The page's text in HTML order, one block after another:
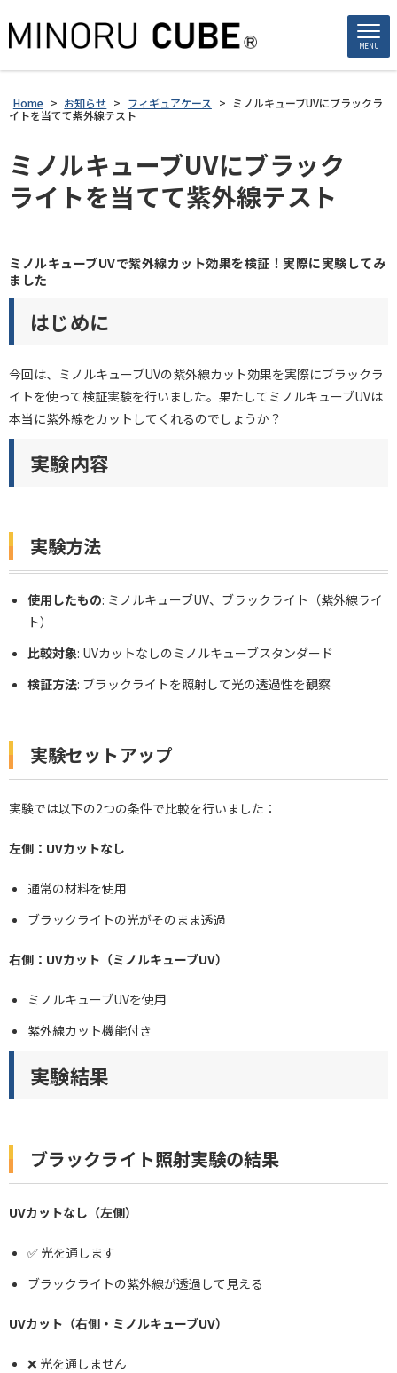
MENU
Home > お知らせ > フィギュアケース > ミノルキューブUVにブラックラ
イトを当てて紫外線テスト
ミノルキューブUVにブラック
ライトを当てて紫外線テスト
ミノルキューブUVで紫外線カット効果を検証！実際に実験してみ
ました
はじめに
今回は、ミノルキューブUVの紫外線カット効果を実際にブラックラ
イトを使って検証実験を行いました。果たしてミノルキューブUVは
本当に紫外線をカットしてくれるのでしょうか？
実験内容
実験方法
使用したもの: ミノルキューブUV、ブラックライト（紫外線ライ
ト）
比較対象: UVカットなしのミノルキューブスタンダード
検証方法: ブラックライトを照射して光の透過性を観察
実験セットアップ
実験では以下の2つの条件で比較を行いました：
左側：UVカットなし
通常の材料を使用
ブラックライトの光がそのまま透過
右側：UVカット（ミノルキューブUV）
ミノルキューブUVを使用
紫外線カット機能付き
実験結果
ブラックライト照射実験の結果
UVカットなし（左側）
✅ 光を通します
ブラックライトの紫外線が透過して見える
UVカット（右側・ミノルキューブUV）
❌ 光を通しません